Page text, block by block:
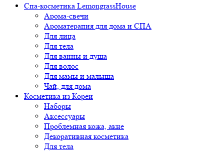
Спа-косметика LemongrassHouse
Арома-свечи
Ароматерапия для дома и СПА
Для лица
Для тела
Для ванны и душа
Для волос
Для мамы и малыша
Чай, для дома
Косметика из Кореи
Наборы
Аксессуары
Проблемная кожа, акне
Декоративная косметика
Для тела